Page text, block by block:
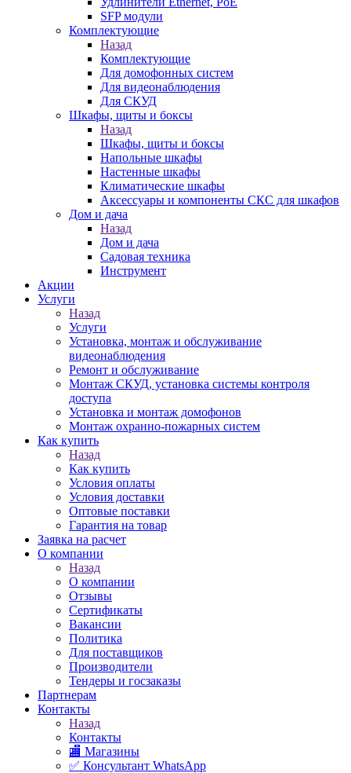
SFP модули
Комплектующие
Назад
Комплектующие
Для домофонных систем
Для видеонаблюдения
Для СКУД
Шкафы, щиты и боксы
Назад
Шкафы, щиты и боксы
Напольные шкафы
Настенные шкафы
Климатические шкафы
Аксессуары и компоненты СКС для шкафов
Дом и дача
Назад
Дом и дача
Садовая техника
Инструмент
Акции
Услуги
Назад
Услуги
Установка, монтаж и обслуживание
видеонаблюдения
Ремонт и обслуживание
Монтаж СКУД, установка системы контроля
доступа
Установка и монтаж домофонов
Монтаж охранно-пожарных систем
Как купить
Назад
Как купить
Условия оплаты
Условия доставки
Оптовые поставки
Гарантия на товар
Заявка на расчет
О компании
Назад
О компании
Отзывы
Сертификаты
Вакансии
Политика
Для поставщиков
Производители
Тендеры и госзаказы
Партнерам
Контакты
Назад
Контакты
🏬 Магазины
✅️ Консультант WhatsApp